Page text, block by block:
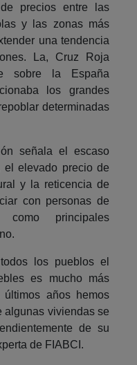
precios entre las
y las zonas más
una tendencia
La, Cruz Roja
sobre la España
los grandes
determinadas
señala el escaso
el elevado precio de
y la reticencia de
con personas de
principales
los pueblos el
es mucho más
años hemos
algunas viviendas se
de su
de FIABCI.